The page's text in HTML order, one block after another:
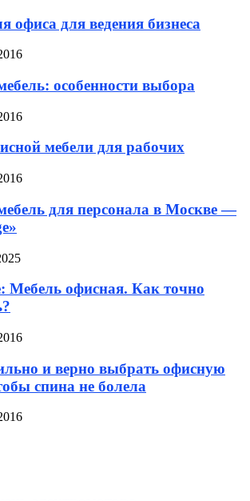
офиса для ведения бизнеса
особенности выбора
мебели для рабочих
для персонала в Москве —
Мебель офисная. Как точно
и верно выбрать офисную
спина не болела